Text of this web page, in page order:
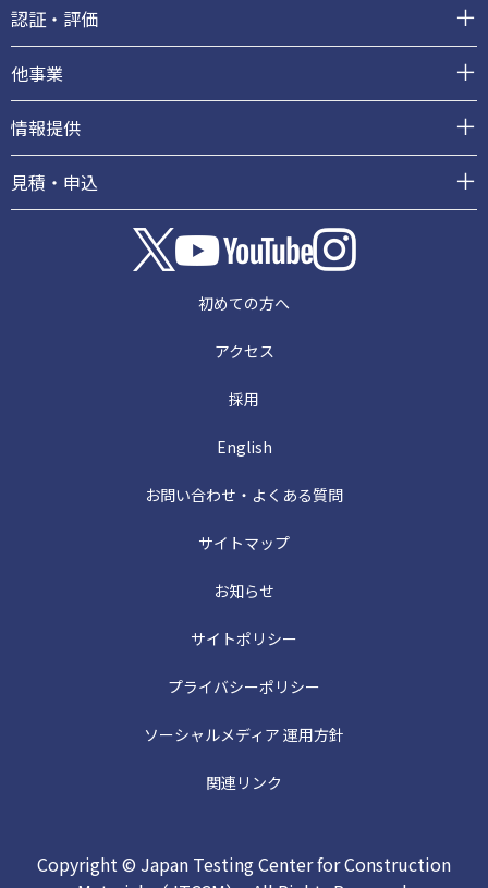
認証・評価
他事業
情報提供
見積・申込
初めての方へ
アクセス
採用
English
お問い合わせ・よくある質問
サイトマップ
お知らせ
サイトポリシー
プライバシーポリシー
ソーシャルメディア 運用方針
関連リンク
Copyright © Japan Testing Center for Construction